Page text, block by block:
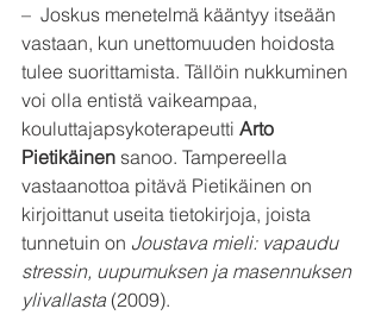
–  Joskus menetelmä kääntyy itseään
vastaan, kun unettomuuden hoidosta
tulee suorittamista. Tällöin nukkuminen
voi olla entistä vaikeampaa,
kouluttajapsykoterapeutti Arto
Pietikäinen sanoo. Tampereella
vastaanottoa pitävä Pietikäinen on
kirjoittanut useita tietokirjoja, joista
tunnetuin on Joustava mieli: vapaudu
stressin, uupumuksen ja masennuksen
ylivallasta (2009).